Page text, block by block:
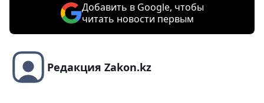
Добавить в Google, чтобы
читать новости первым
Редакция Zakon.kz